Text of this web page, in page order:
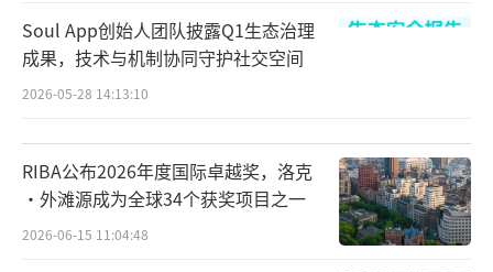
Soul App创始人团队披露Q1生态治理
成果，技术与机制协同守护社交空间
2026-05-28 14:13:10
RIBA公布2026年度国际卓越奖，洛克
·外滩源成为全球34个获奖项目之一
2026-06-15 11:04:48